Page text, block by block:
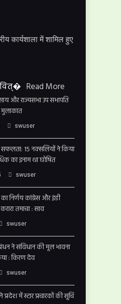
कार्यशाला में शामिल हुए
वित्� Read More
और राज्यसभा उप सभापति
मुलाकात
swuser
सफलता: 15 नक्सलियों ने किया
का इनाम था घोषित
swuser
निर्णय कांग्रेस और इंडी
तमाचा : साव
swuser
ने संविधान की मूल भावना
: किरण देव
swuser
प्रदेश में स्टार प्रचारकों की सूचि